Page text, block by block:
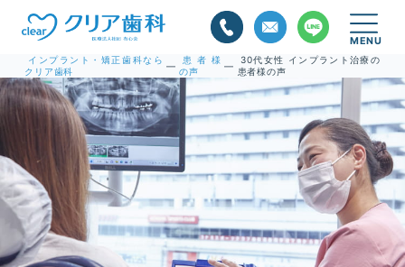
インプラント・矯正歯科なら
クリア歯科
—
患者様
の声
—
30代女性 インプラント治療の
患者様の声